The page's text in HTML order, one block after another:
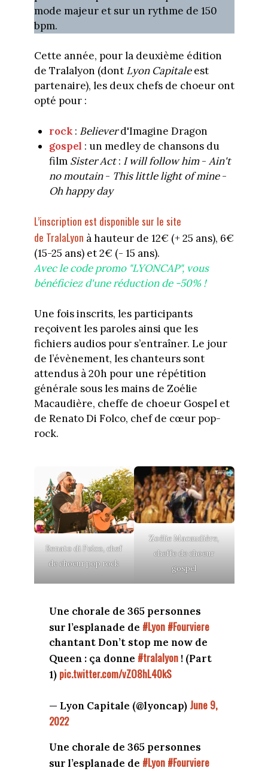
mode majeur et sur un rythme de 150
bpm.
Cette année, pour la deuxième édition
de Tralalyon (dont Lyon Capitaleest
partenaire), les deux chefs de choeur ont
opté pour :
rock : Believerd'Imagine Dragon
gospel : un medley de chansons du
film Sister Act: I will follow him- Ain't
no moutain- This little light of mine-
Oh happy day
L’inscription est disponible sur le site
de TralaLyon à hauteur de 12€ (+ 25 ans), 6€
(15-25 ans) et 2€ (- 15 ans).
Avec le code promo "LYONCAP", vous
bénéficiez d'une réduction de -50% !
Une fois inscrits, les participants
reçoivent les paroles ainsi que les
fichiers audios pour s’entraîner. Le jour
de l’évènement, les chanteurs sont
attendus à 20h pour une répétition
générale sous les mains de Zoélie
Macaudière, cheffe de choeur Gospel et
de Renato Di Folco, chef de cœur pop-
rock.
Renato di Folco, chef
de choeur pop rock
Zoélie Macaudière,
cheffe de choeur
gospel
Une chorale de 365 personnes
sur l’esplanade de #Lyon #Fourviere
chantant Don’t stop me now de
Queen : ça donne #tralalyon ! (Part
1) pic.twitter.com/vZO8hL40kS
— Lyon Capitale (@lyoncap) June 9,
2022
Une chorale de 365 personnes
sur l’esplanade de #Lyon #Fourviere